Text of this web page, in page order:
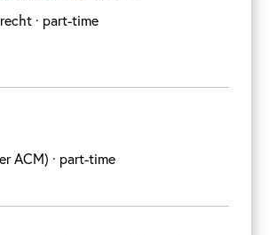
· part-time
ACM) · part-time